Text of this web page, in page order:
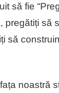
să fie
pregătiți să
să
noastră